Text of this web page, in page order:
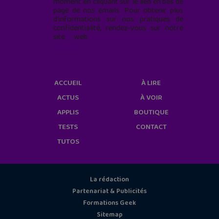
page de nos emails. Pour obtenir plus
d'informations sur nos pratiques de
confidentialité, rendez-vous sur notre
site web
ACCUEIL
ACTUS
APPLIS
TESTS
TUTOS
À LIRE
À VOIR
BOUTIQUE
CONTACT
La rédaction
Partenariat & Publicités
Formations Geek
Sitemap